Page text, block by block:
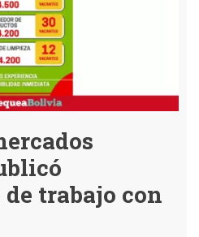
trabajo con